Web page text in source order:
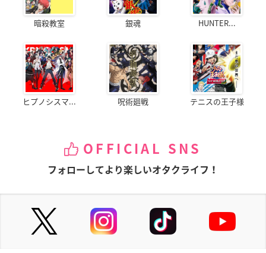
（Cherry blossom＆ジョー）
全巻連動購入特典：描き下ろしA4クリアファイル（○○○＆○○）
【Amazon(【Amazon.co.jp限定】商品のみ対象)】
全巻購入特典：描き下ろしB2タペストリー（○○＆○○）
【ANIPLEX＋】
4～6巻連動購入特典：３Dスケートボードラバーストラップ
（ランガモデル）
全巻連動購入特典：まいにちカレンダー+スケッチーぬいぐる
【あみあみ】
全巻購入特典：A5サイズアクリルクロック
暗殺教室 銀魂 HUNTER...
ヒプノシスマ... 呪術廻戦 テニスの王子様
OFFICIAL SNS
フォローしてより楽しいオタクライフ！